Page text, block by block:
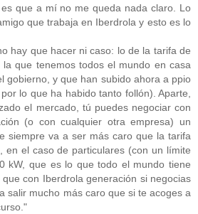
que a mí no me queda nada claro. Lo
que trabaja en Iberdrola y esto es lo
hay que hacer ni caso: lo de la tarifa de
la que tenemos todos el mundo en casa
gobierno, y que han subido ahora a ppio
lo que ha habido tanto follón). Aparte,
el mercado, tú puedes negociar con
(o con cualquier otra empresa) un
siempre va a ser más caro que la tarifa
en el caso de particulares (con un límite
kW, que es lo que todo el mundo tiene
con Iberdrola generación si negocias
salir mucho más caro que si te acoges a